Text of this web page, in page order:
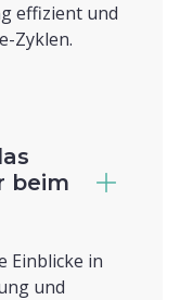
effizient und
Zyklen.
beim
Einblicke in
und